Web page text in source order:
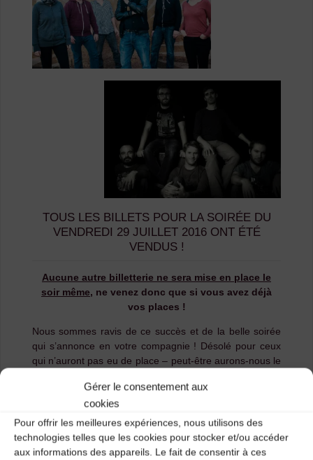
Gérer le consentement aux
cookies
Pour offrir les meilleures expériences, nous utilisons des
technologies telles que les cookies pour stocker et/ou accéder
aux informations des appareils. Le fait de consentir à ces
TOUS LES BILLETS POUR LA SOIRÉE DU
VENDREDI 29 JUILLET 2016 ONT ÉTÉ
VENDUS !
Aucune autre billetterie ne sera mise en place le
soir même, ne venez donc que si vous avez déjà
vos places !
Nous sommes ravis de ce succès et de la belle soirée
qui s’annonce en votre compagnie ! Désolé pour ceux
qui n’auront pas eu de place – peut-être aurons-nous le
bien sûrla soirée gratuite du mercredi soir!
Mercredi 27/07 – Entrée Libre !